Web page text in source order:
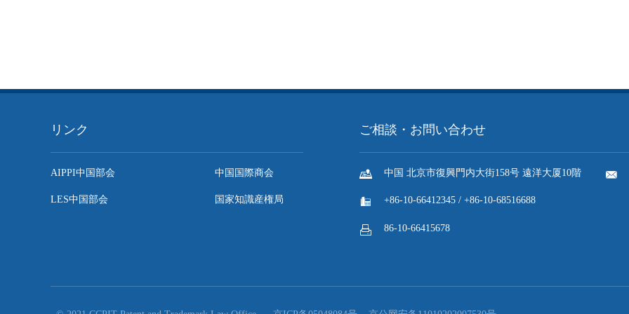
リンク
AIPPI中国部会 中国国際商会
LES中国部会 国家知識産権局
ご相談・お問い合わせ
 中国 北京市復興門内大街158号 遠洋大厦10階 
 +86-10-66412345 / +86-10-68516688
 86-10-66415678